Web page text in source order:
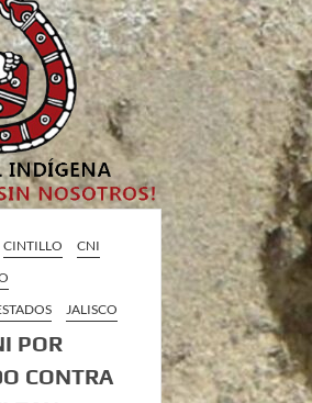
CINTILLO
CNI
JALISCO
POR
CONTRA